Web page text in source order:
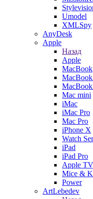
Umodel
XMLSpy
AnyDesk
Apple
Назад
Apple
MacBook
Mac mini
iMac
iMac Pro
Mac Pro
iPhone X
Watch
iPad
iPad Pro
Apple TV
Mice &
Power
ArtLebedev